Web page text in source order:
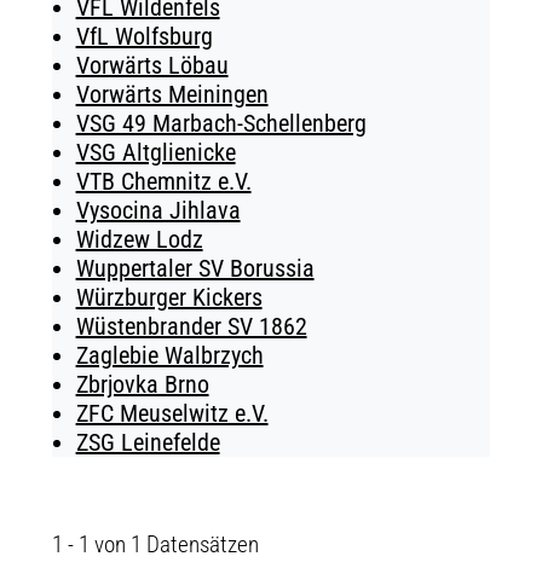
VFL Wildenfels
VfL Wolfsburg
Vorwärts Löbau
Vorwärts Meiningen
VSG 49 Marbach-Schellenberg
VSG Altglienicke
VTB Chemnitz e.V.
Vysocina Jihlava
Widzew Lodz
Wuppertaler SV Borussia
Würzburger Kickers
Wüstenbrander SV 1862
Zaglebie Walbrzych
Zbrjovka Brno
ZFC Meuselwitz e.V.
ZSG Leinefelde
1 - 1 von 1 Datensätzen